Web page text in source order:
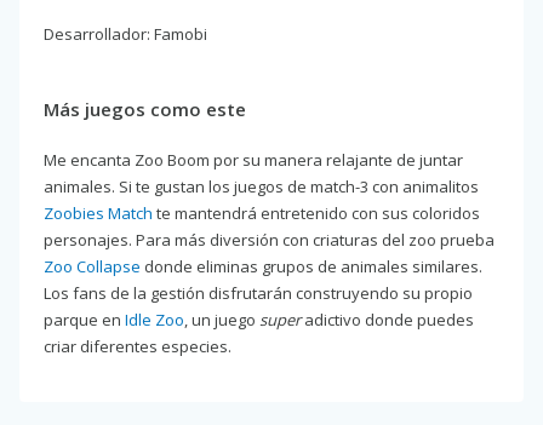
Desarrollador: Famobi
Más juegos como este
Me encanta Zoo Boom por su manera relajante de juntar
animales. Si te gustan los juegos de match-3 con animalitos
Zoobies Match te mantendrá entretenido con sus coloridos
personajes. Para más diversión con criaturas del zoo prueba
Zoo Collapse donde eliminas grupos de animales similares.
Los fans de la gestión disfrutarán construyendo su propio
parque en Idle Zoo, un juego superadictivo donde puedes
criar diferentes especies.